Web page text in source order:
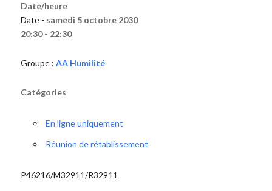
Date/heure
Date - samedi 5 octobre 2030
20:30 - 22:30
Groupe : AA Humilité
Catégories
En ligne uniquement
Réunion de rétablissement
P46216/M32911/R32911